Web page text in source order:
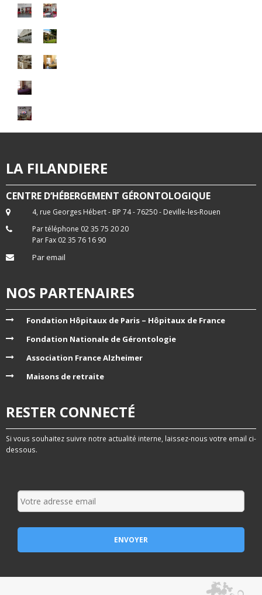
LA FILANDIERE
CENTRE D’HÉBERGEMENT GÉRONTOLOGIQUE
4, rue Georges Hébert - BP 74 - 76250 - Deville-les-Rouen
Par téléphone 02 35 75 20 20
Par Fax 02 35 76 16 90
Par email
NOS PARTENAIRES
Fondation Hôpitaux de Paris – Hôpitaux de France
Fondation Nationale de Gérontologie
Association France Alzheimer
Maisons de retraite
RESTER CONNECTÉ
Si vous souhaitez suivre notre actualité interne, laissez-nous votre email ci-
dessous.